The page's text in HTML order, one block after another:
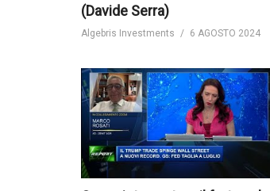
(Davide Serra)
Algebris Investments 6 AGOSTO 2024